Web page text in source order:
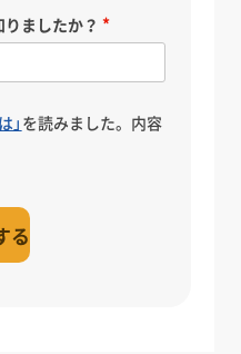
ましたか？
」 を読みました。内容